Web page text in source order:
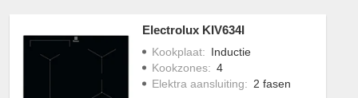
Electrolux KIV634I
Kookplaat: Inductie
Kookzones: 4
Elektra aansluiting: 2 fasen